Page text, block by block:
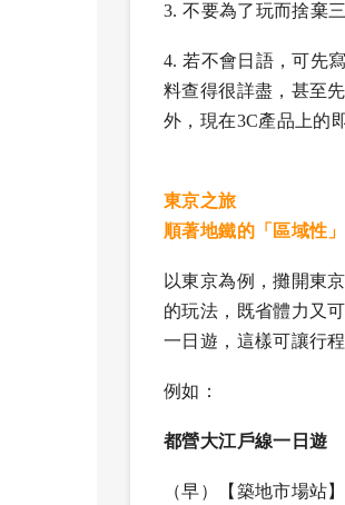
3. 不要為了玩而捨棄
4. 若不會日語，可先
料查得很詳盡，甚至
外，現在3C產品上的
東京之旅
順著地鐵的「區域性
以東京為例，攤開東
的玩法，既省體力又
一日遊，這樣可讓行
例如：
都營大江戶線一日遊
（早）【築地市場站